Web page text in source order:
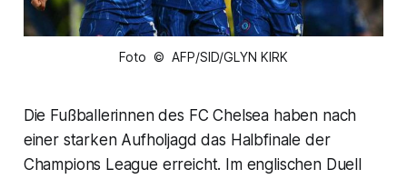
Foto © AFP/SID/GLYN KIRK
Die Fußballerinnen des FC Chelsea haben nach
einer starken Aufholjagd das Halbfinale der
Champions League erreicht. Im englischen Duell